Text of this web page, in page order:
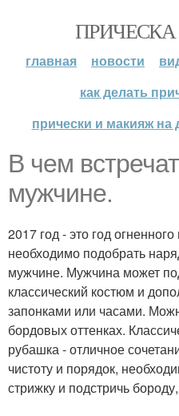
главная новости
как делать
прически и макияж на
В чем
мужчине.
2017 год - это год
необходимо подобрать
мужчине. Мужчина может
классический костюм и
запонками или часами.
бордовых оттенках.
рубашка - отличное
чистоту и порядок,
стрижку и подстричь